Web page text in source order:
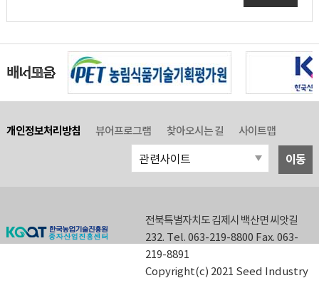
배너모음
개인정보처리방침 뷰어프로그램 찾아오시는 길 사이트맵
이동
전북특별자치도 김제시 백산면 씨앗길
232. Tel. 063-219-8800 Fax. 063-
219-8891
Copyright(c) 2021 Seed Industry